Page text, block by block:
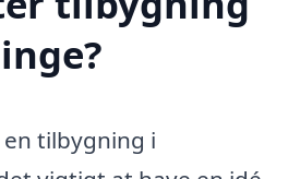
tilbygning i